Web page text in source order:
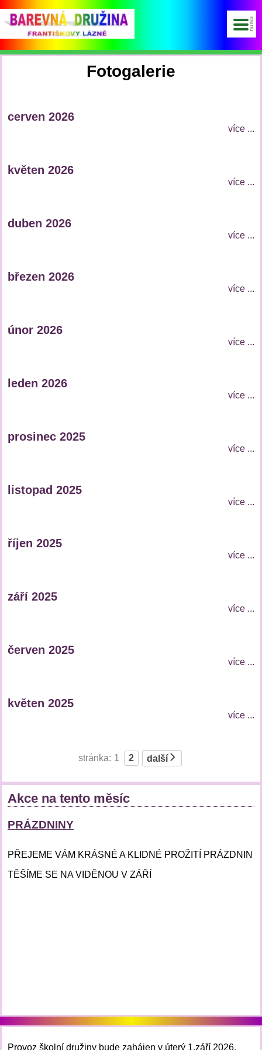
Fotogalerie
cerven 2026
více ...
květen 2026
více ...
duben 2026
více ...
březen 2026
více ...
únor 2026
více ...
leden 2026
více ...
prosinec 2025
více ...
listopad 2025
více ...
říjen 2025
více ...
září 2025
více ...
červen 2025
více ...
květen 2025
více ...
stránka: 1 2 další
Akce na tento měsíc
PRÁZDNINY
PŘEJEME VÁM KRÁSNÉ A KLIDNÉ PROŽITÍ PRÁZDNIN
TĚŠÍME SE NA VIDĚNOU V ZÁŘÍ
Provoz školní družiny bude zahájen v úterý 1.září 2026.